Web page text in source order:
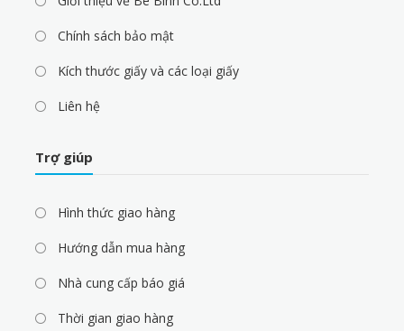
Chính sách bảo mật
Kích thước giấy và các loại giấy
Liên hệ
Trợ giúp
Hình thức giao hàng
Hướng dẫn mua hàng
Nhà cung cấp báo giá
Thời gian giao hàng